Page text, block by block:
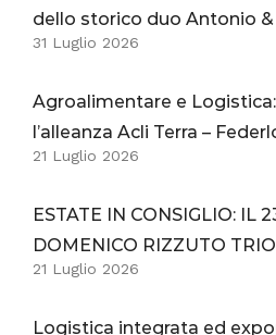
dello storico duo Antonio
31 Luglio 2026
Agroalimentare e
l’alleanza Acli Terra –
21 Luglio 2026
ESTATE IN CONSIGLIO: IL
DOMENICO RIZZUTO TRIO
21 Luglio 2026
Logistica integrata ed